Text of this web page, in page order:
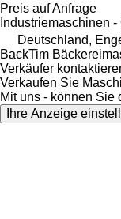
Preis auf Anfrage
Industriemaschinen
Deutschland,
BackTim
Verkäufer
Verkaufen Sie
Mit uns - können Sie
Ihre Anzeige